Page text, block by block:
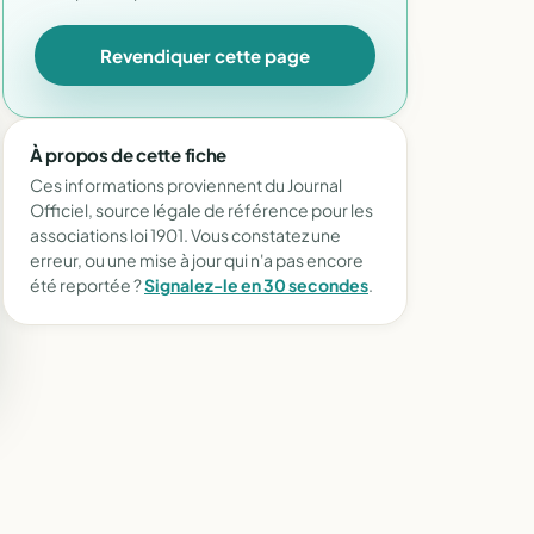
Revendiquer cette page
À propos de cette fiche
Ces informations proviennent du Journal
Officiel, source légale de référence pour les
associations loi 1901. Vous constatez une
erreur, ou une mise à jour qui n'a pas encore
été reportée ?Signalez-le en 30 secondes.